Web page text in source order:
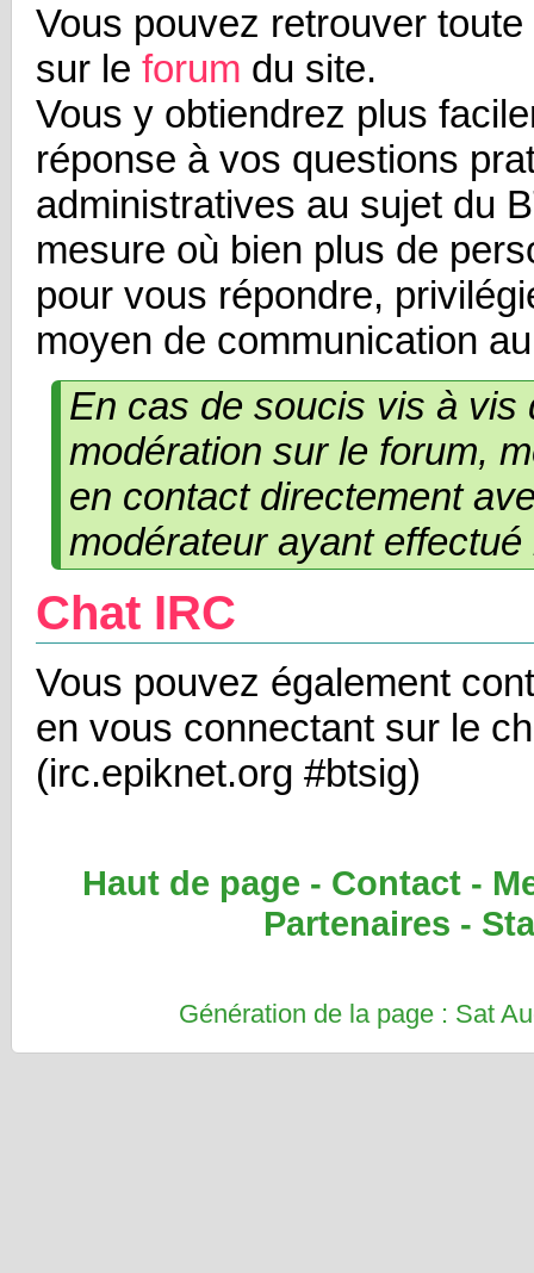
Vous pouvez retrouver
sur le forum du site.
Vous y obtiendrez plus
réponse à vos questions
administratives au sujet du
mesure où bien plus de
pour vous répondre,
moyen de communication
En cas de soucis vis à vis
modération sur le forum,
en contact directement
modérateur ayant effectué
Chat IRC
Vous pouvez également
en vous connectant sur le
(irc.epiknet.org #btsig)
Haut de page - Contact -
Partenaires -
Génération de la page : Sat